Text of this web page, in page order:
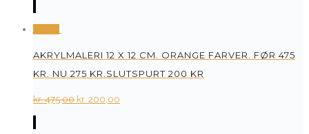
AKRYLMALERI 12 X 12 CM. ORANGE FARVER. FØR 475
KR. NU 275 KR.SLUTSPURT 200 KR
kr.475,00 Original
kr. 200,00